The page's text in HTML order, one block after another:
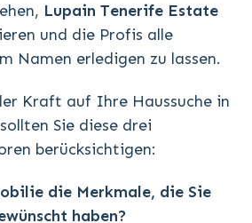
Lupain Tenerife Estate
und die Profis alle
Namen erledigen zu lassen.
Kraft auf Ihre Haussuche in
Sie diese drei
berücksichtigen:
die Merkmale, die Sie
haben?